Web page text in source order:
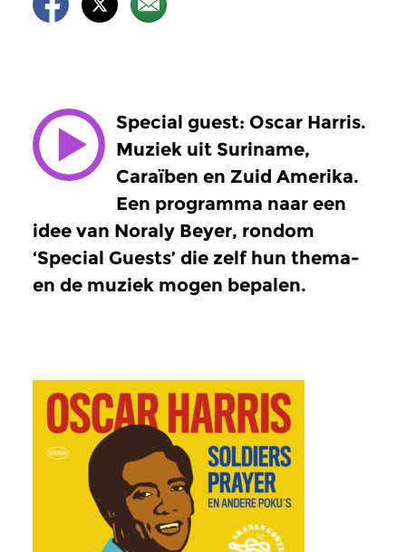
Special guest: Oscar Harris.
Muziek uit Suriname,
Caraïben en Zuid Amerika.
Een programma naar een
idee van Noraly Beyer, rondom
‘Special Guests’ die zelf hun thema-
en de muziek mogen bepalen.